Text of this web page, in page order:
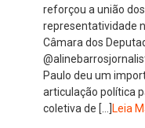
reforçou a união
representatividade
Câmara dos
Paulo deu um
articulação política
coletiva de […]Leia